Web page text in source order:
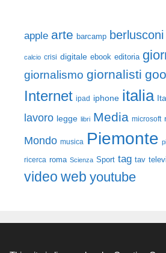
apple arte barcamp berlusconi
calcio crisi digitale ebook editoria
giornalismo giornalisti
Internet ipad iphone italia
lavoro legge libri Media microsoft
Mondo musica Piemonte
ricerca roma Scienza Sport tag tav
video web youtube